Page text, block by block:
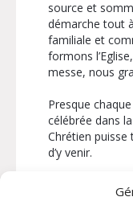
source et
démarche tout
familiale et
formons
messe, nous
Presque
célébrée dans
Chrétien
d’y venir.